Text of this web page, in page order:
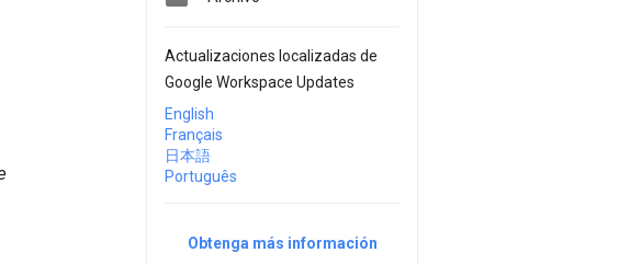
Actualizaciones localizadas de
Google Workspace Updates
English
Français
日本語
Português
Obtenga más información